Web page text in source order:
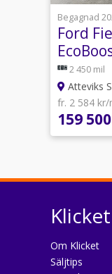
Begagnad
Ford
och2 450 mil
Atteviks
fr. 2 584 kr/
159
Klicket
Om Klicket
Säljtips